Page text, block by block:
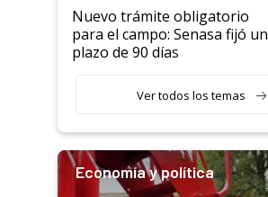
Nuevo trámite obligatorio
para el campo: Senasa fijó un
plazo de 90 días
Ver todos los temas
Economía y política